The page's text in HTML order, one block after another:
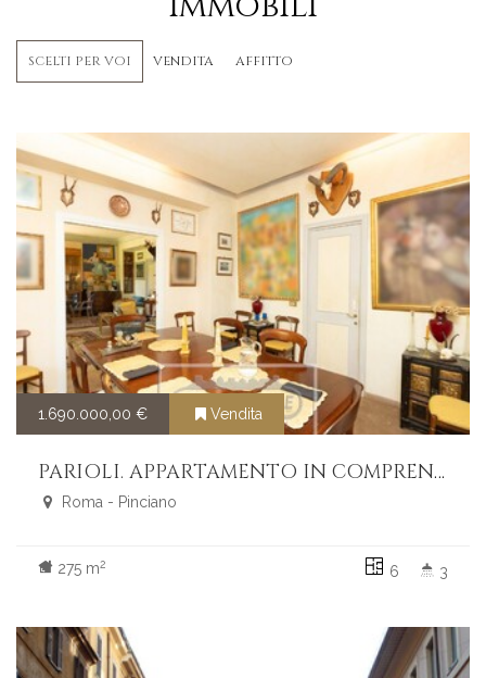
SCELTI PER VOI VENDITA AFFITTO
1.690.000,00 € Vendita
PARIOLI. APPARTAMENTO IN COMPRENSORIO.
Roma - Pinciano
275 m2 6 3